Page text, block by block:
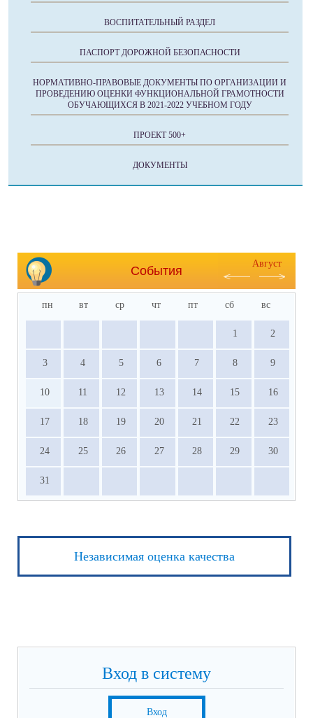
ВОСПИТАТЕЛЬНЫЙ РАЗДЕЛ
ПАСПОРТ ДОРОЖНОЙ БЕЗОПАСНОСТИ
НОРМАТИВНО-ПРАВОВЫЕ ДОКУМЕНТЫ ПО ОРГАНИЗАЦИИ И
ПРОВЕДЕНИЮ ОЦЕНКИ ФУНКЦИОНАЛЬНОЙ ГРАМОТНОСТИ
ОБУЧАЮЩИХСЯ В 2021-2022 УЧЕБНОМ ГОДУ
ПРОЕКТ 500+
ДОКУМЕНТЫ
События
Август
пн вт ср чт пт сб вс
1 2
3 4 5 6 7 8 9
10 11 12 13 14 15 16
17 18 19 20 21 22 23
24 25 26 27 28 29 30
31
Независимая оценка качества
Вход в систему
Вход